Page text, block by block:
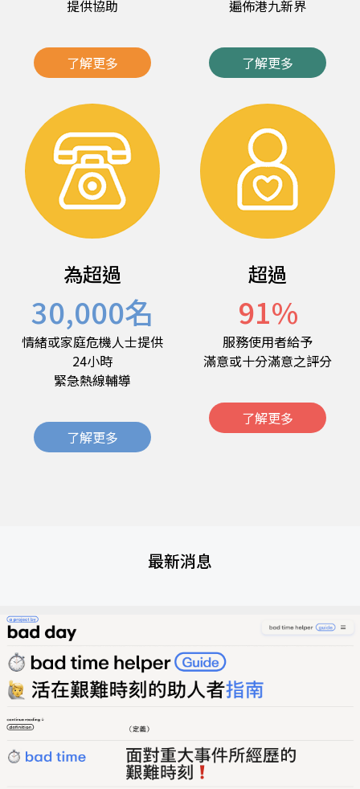
提供協助
了解更多
遍佈港九新界
了解更多
為超過
30,000名
情緒或家庭危機人士提供
24小時
緊急熱線輔導
了解更多
超過
91%
服務使用者給予
滿意或十分滿意之評分
了解更多
最新消息